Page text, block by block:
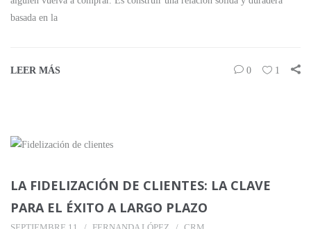
basada en la
LEER MÁS 0 1
LA FIDELIZACIÓN DE CLIENTES: LA CLAVE
PARA EL ÉXITO A LARGO PLAZO